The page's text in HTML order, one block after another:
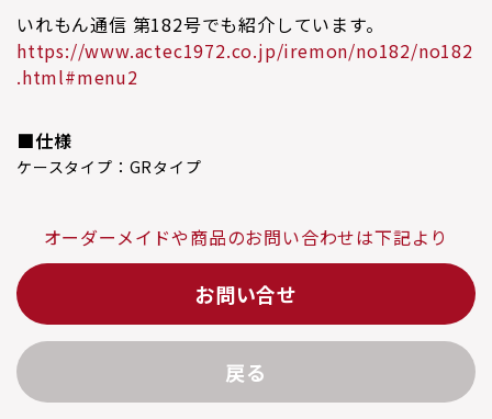
いれもん通信 第182号でも紹介しています。
https://www.actec1972.co.jp/iremon/no182/no182
.html#menu2
■仕様
ケースタイプ： GRタイプ
オーダーメイドや商品のお問い合わせは下記より
お問い合せ
戻る